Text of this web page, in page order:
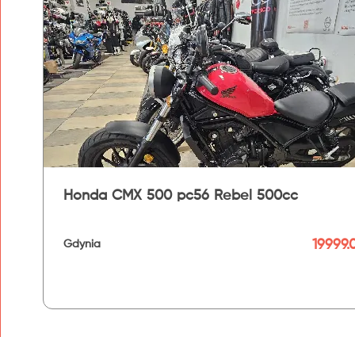
Honda CMX 500 pc56 Rebel 500cc
Gdynia